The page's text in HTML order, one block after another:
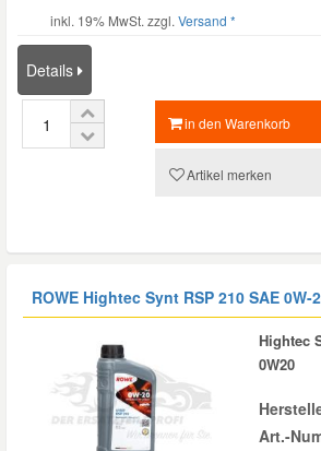
inkl. 19% MwSt. zzgl. Versand *
Details
in den Warenkorb
Artikel merken
ROWE Hightec Synt RSP 210 SAE 0W-
Hightec
0W20
Art.-